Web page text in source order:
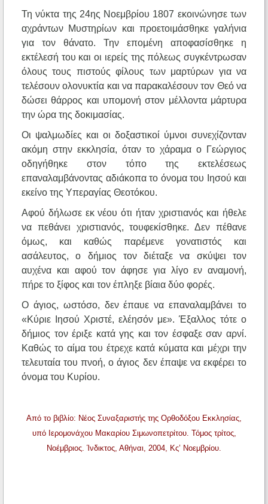
Τη νύκτα της 24ης Νοεμβρίου 1807 εκοινώνησε των
αχράντων Μυστηρίων και προετοιμάσθηκε γαλήνια
για τον θάνατο. Την επομένη αποφασίσθηκε η
εκτέλεσή του και οι ιερείς της πόλεως συγκέντρωσαν
όλους τους πιστούς φίλους των μαρτύρων για να
τελέσουν ολονυκτία και να παρακαλέσουν τον Θεό να
δώσει θάρρος και υπομονή στον μέλλοντα μάρτυρα
την ώρα της δοκιμασίας.
Οι ψαλμωδίες και οι δοξαστικοί ύμνοι συνεχίζονταν
ακόμη στην εκκλησία, όταν το χάραμα ο Γεώργιος
οδηγήθηκε στον τόπο της εκτελέσεως
επαναλαμβάνοντας αδιάκοπα το όνομα του Ιησού και
εκείνο της Υπεραγίας Θεοτόκου.
Αφού δήλωσε εκ νέου ότι ήταν χριστιανός και ήθελε
να πεθάνει χριστιανός, τουφεκίσθηκε. Δεν πέθανε
όμως, και καθώς παρέμενε γονατιστός και
ασάλευτος, ο δήμιος τον διέταξε να σκύψει τον
αυχένα και αφού τον άφησε για λίγο εν αναμονή,
πήρε το ξίφος και τον έπληξε βίαια δύο φορές.
Ο άγιος, ωστόσο, δεν έπαυε να επαναλαμβάνει το
«Κύριε Ιησού Χριστέ, ελέησόν με». Έξαλλος τότε ο
δήμιος τον έριξε κατά γης και τον έσφαξε σαν αρνί.
Καθώς το αίμα του έτρεχε κατά κύματα και μέχρι την
τελευταία του πνοή, ο άγιος δεν έπαψε να εκφέρει το
όνομα του Κυρίου.
Από το βιβλίο: Νέος Συναξαριστής της Ορθοδόξου Εκκλησίας,
υπό Ιερομονάχου Μακαρίου Σιμωνοπετρίτου. Τόμος τρίτος,
Νοέμβριος. Ίνδικτος, Αθήναι, 2004, Κς’ Νοεμβρίου.